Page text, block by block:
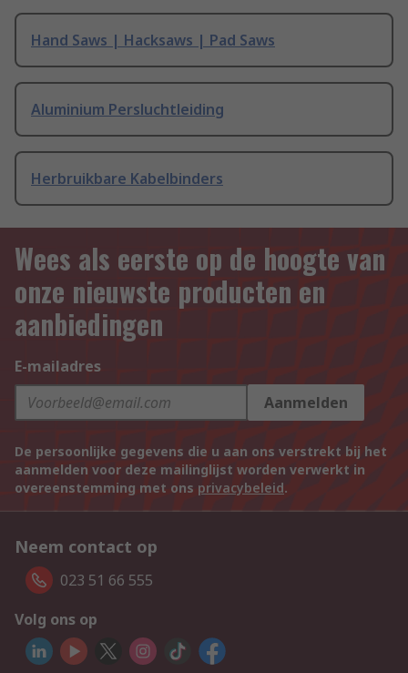
Hand Saws | Hacksaws | Pad Saws
Aluminium Persluchtleiding
Herbruikbare Kabelbinders
Wees als eerste op de hoogte van
onze nieuwste producten en
aanbiedingen
E-mailadres
Aanmelden
De persoonlijke gegevens die u aan ons verstrekt bij het
aanmelden voor deze mailinglijst worden verwerkt in
overeenstemming met ons privacybeleid.
Neem contact op
023 51 66 555
Volg ons op